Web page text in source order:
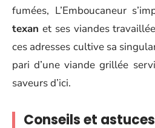
fumées, L’Emboucaneur
texan et ses viandes
ces adresses cultive sa
pari d’une viande grillée
saveurs d’ici.
Conseils et